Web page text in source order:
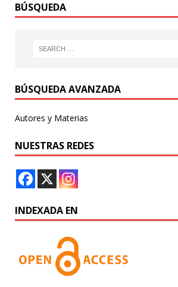
BÚSQUEDA
BÚSQUEDA AVANZADA
Autores y Materias
NUESTRAS REDES
INDEXADA EN